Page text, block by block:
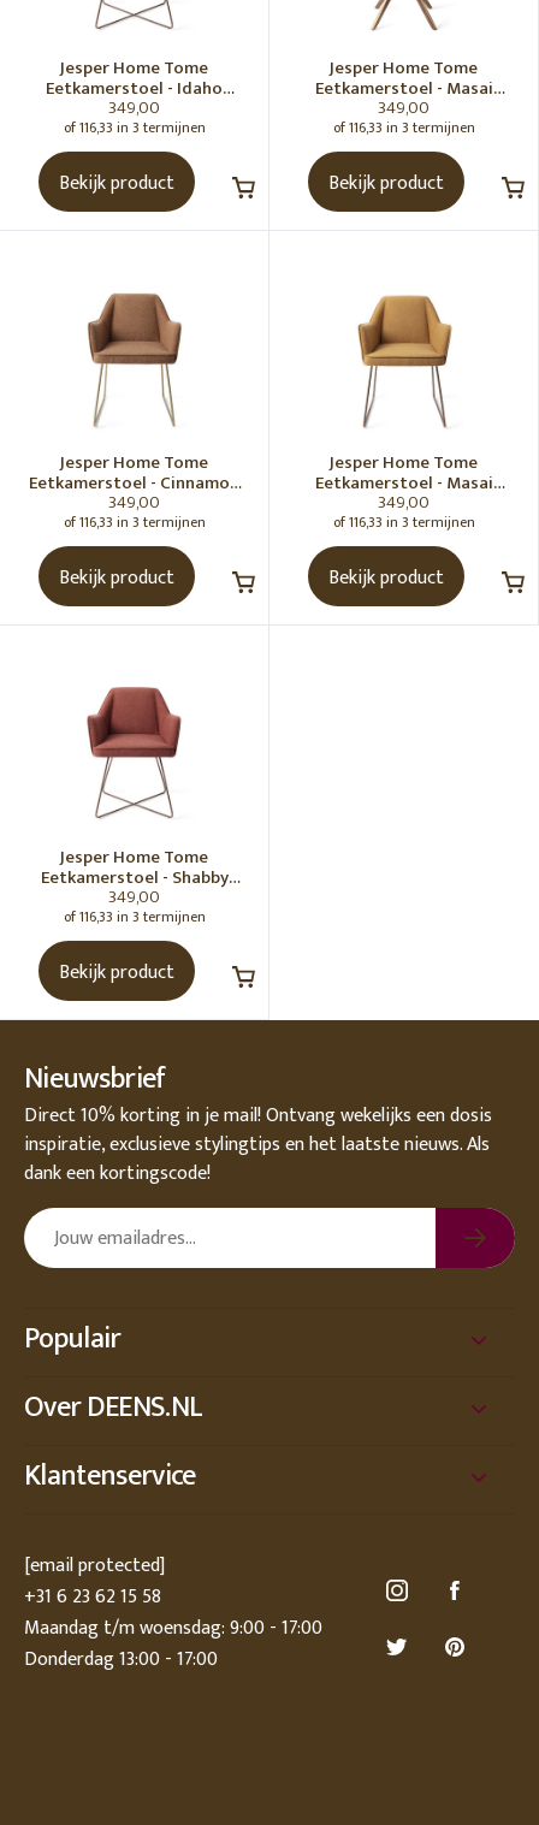
Jesper Home Tome
Eetkamerstoel - Idaho
Potato, Cross Rose
349,00
of 116,33 in 3 termijnen
Bekijk product
Jesper Home Tome
Eetkamerstoel - Masai
Giraffe, Turn Rose
349,00
of 116,33 in 3 termijnen
Bekijk product
Jesper Home Tome
Eetkamerstoel - Cinnamon
Bun, Slide Gold
349,00
of 116,33 in 3 termijnen
Bekijk product
Jesper Home Tome
Eetkamerstoel - Masai
Giraffe, Slide Rose
349,00
of 116,33 in 3 termijnen
Bekijk product
Jesper Home Tome
Eetkamerstoel - Shabby
Saffron, Cross Rose
349,00
of 116,33 in 3 termijnen
Bekijk product
Nieuwsbrief
Direct 10% korting in je mail! Ontvang wekelijks een dosis
inspiratie, exclusieve stylingtips en het laatste nieuws. Als
dank een kortingscode!
Populair
Over DEENS.NL
Klantenservice
[email protected]
+31 6 23 62 15 58
Maandag t/m woensdag: 9:00 - 17:00
Donderdag 13:00 - 17:00